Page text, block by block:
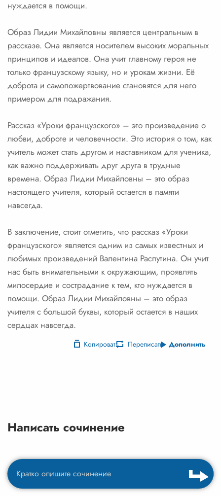
нуждается в помощи.
Образ Лидии Михайловны является центральным в
рассказе. Она является носителем высоких моральных
принципов и идеалов. Она учит главному героя не
только французскому языку, но и урокам жизни. Её
доброта и самопожертвование становятся для него
примером для подражания.
Рассказ «Уроки французского» – это произведение о
любви, доброте и человечности. Это история о том, как
учитель может стать другом и наставником для ученика,
как важно поддерживать друг друга в трудные
времена. Образ Лидии Михайловны – это образ
настоящего учителя, который остается в памяти
навсегда.
В заключение, стоит отметить, что рассказ «Уроки
французского» является одним из самых известных и
любимых произведений Валентина Распутина. Он учит
нас быть внимательными к окружающим, проявлять
милосердие и сострадание к тем, кто нуждается в
помощи. Образ Лидии Михайловны – это образ
учителя с большой буквы, который остается в наших
сердцах навсегда.
Копировать Переписать Дополнить
Написать сочинение